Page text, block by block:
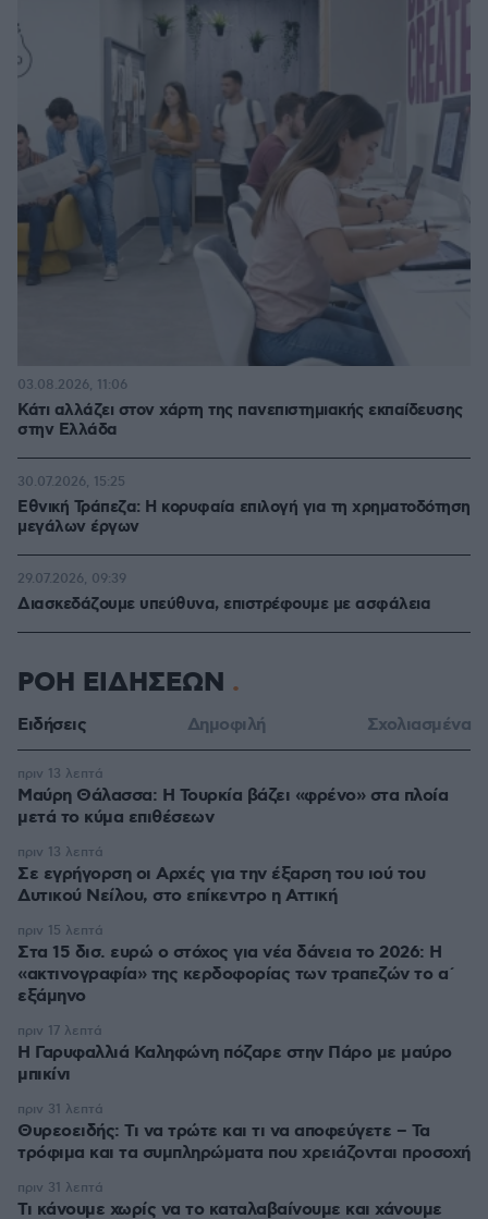
Κάτι αλλάζει στον χάρτη της πανεπιστημιακής εκπαίδευσης
στην Ελλάδα
03.08.2026, 11:06
Εθνική Τράπεζα: Η κορυφαία επιλογή για τη χρηματοδότηση
μεγάλων έργων
30.07.2026, 15:25
Διασκεδάζουμε υπεύθυνα, επιστρέφουμε με ασφάλεια
29.07.2026, 09:39
ΡΟΗ ΕΙΔΗΣΕΩΝ
Ειδήσεις Δημοφιλή Σχολιασμένα
Μαύρη Θάλασσα: Η Τουρκία βάζει «φρένο» στα πλοία
μετά το κύμα επιθέσεων
πριν 13 λεπτά
Σε εγρήγορση οι Αρχές για την έξαρση του ιού του
Δυτικού Νείλου, στο επίκεντρο η Αττική
πριν 13 λεπτά
Στα 15 δισ. ευρώ ο στόχος για νέα δάνεια το 2026: Η
«ακτινογραφία» της κερδοφορίας των τραπεζών το α΄
εξάμηνο
πριν 15 λεπτά
Η Γαρυφαλλιά Καληφώνη πόζαρε στην Πάρο με μαύρο
μπικίνι
πριν 17 λεπτά
Θυρεοειδής: Τι να τρώτε και τι να αποφεύγετε – Τα
τρόφιμα και τα συμπληρώματα που χρειάζονται προσοχή
πριν 31 λεπτά
Τι κάνουμε χωρίς να το καταλαβαίνουμε και χάνουμε
πριν 31 λεπτά